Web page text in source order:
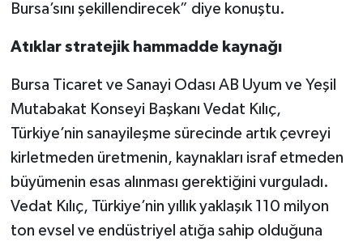
Bursa’sını şekillendirecek” diye konuştu.
Atıklar stratejik hammadde kaynağı
Bursa Ticaret ve Sanayi Odası AB Uyum ve Yeşil
Mutabakat Konseyi Başkanı Vedat Kılıç,
Türkiye’nin sanayileşme sürecinde artık çevreyi
kirletmeden üretmenin, kaynakları israf etmeden
büyümenin esas alınması gerektiğini vurguladı.
Vedat Kılıç, Türkiye’nin yıllık yaklaşık 110 milyon
ton evsel ve endüstriyel atığa sahip olduğuna